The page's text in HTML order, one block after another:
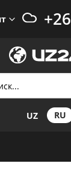
+26
UZ RU